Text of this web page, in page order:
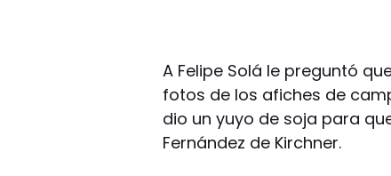
A Felipe Solá le preguntó
fotos de los afiches de
dio un yuyo de soja para
Fernández de Kirchner.